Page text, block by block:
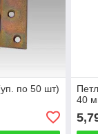
по 50 шт)
40